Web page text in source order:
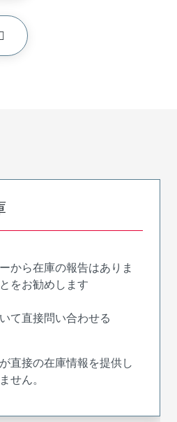
から在庫の報告はありま
をお勧めします
て直接問い合わせる
直接の在庫情報を提供し
せん。